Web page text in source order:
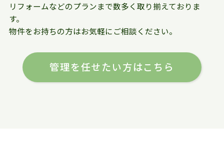
リフォームなどのプランまで数多く取り揃えておりま
す。
物件をお持ちの方はお気軽にご相談ください。
管理を任せたい方はこちら